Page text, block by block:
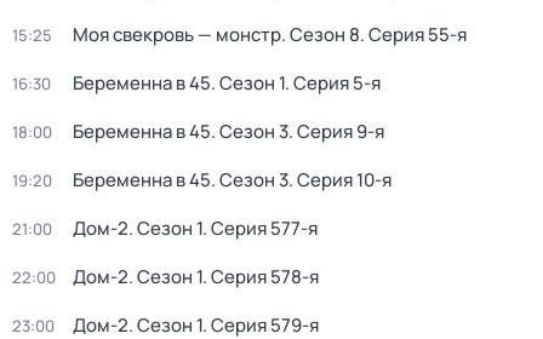
15:25 Моя свекровь — монстр. Сезон 8. Серия 55-я
16:30 Беременна в 45. Сезон 1. Серия 5-я
18:00 Беременна в 45. Сезон 3. Серия 9-я
19:20 Беременна в 45. Сезон 3. Серия 10-я
21:00 Дом-2. Сезон 1. Серия 577-я
22:00 Дом-2. Сезон 1. Серия 578-я
23:00 Дом-2. Сезон 1. Серия 579-я